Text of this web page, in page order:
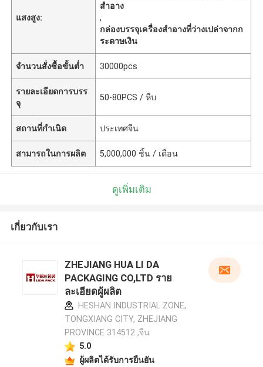
แสงสูง:
สําอาง
,
กล่องบรรจุเครื่องสําอางที่ว่างเปล่าจากก
ระดาษเงิน
จำนวนสั่งซื้อขั้นต่ำ 30000pcs
รายละเอียดการบรร
จุ
50-80PCS / หีบ
สถานที่กำเนิด ประเทศจีน
สามารถในการผลิต 5,000,000 ชิ้น / เดือน
ดูเพิ่มเติม
เกี่ยวกับเรา
ZHEJIANG HUA LI DA
PACKAGING CO,LTD ราย
ละเอียดผู้ผลิต
HESHAN INDUSTRIAL ZONE,
TONGXIANG CITY, ZHEJIANG
PROVINCE 314512 ,จีน
5.0
ผู้ผลิตได้รับการยืนยัน